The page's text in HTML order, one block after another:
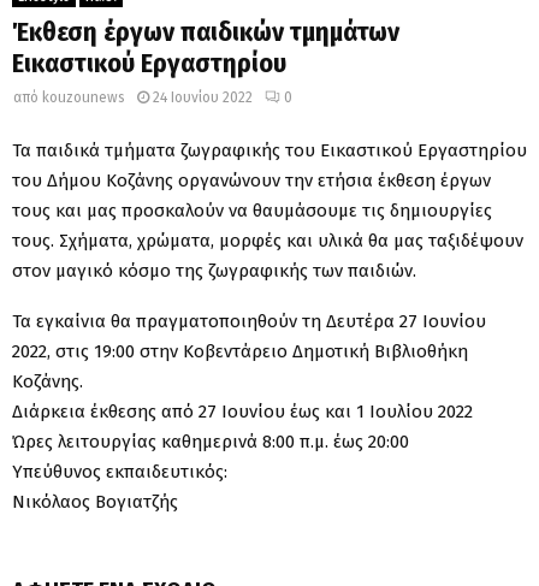
Έκθεση έργων παιδικών τμημάτων
Εικαστικού Εργαστηρίου
από kouzounews 24 Ιουνίου 2022 0
Τα παιδικά τμήματα ζωγραφικής του Εικαστικού Εργαστηρίου
του Δήμου Κοζάνης οργανώνουν την ετήσια έκθεση έργων
τους και μας προσκαλούν να θαυμάσουμε τις δημιουργίες
τους. Σχήματα, χρώματα, μορφές και υλικά θα μας ταξιδέψουν
στον μαγικό κόσμο της ζωγραφικής των παιδιών.
Τα εγκαίνια θα πραγματοποιηθούν τη Δευτέρα 27 Ιουνίου
2022, στις 19:00 στην Κοβεντάρειο Δημοτική Βιβλιοθήκη
Κοζάνης.
Διάρκεια έκθεσης από 27 Ιουνίου έως και 1 Ιουλίου 2022
Ώρες λειτουργίας καθημερινά 8:00 π.μ. έως 20:00
Υπεύθυνος εκπαιδευτικός:
Νικόλαος Βογιατζής